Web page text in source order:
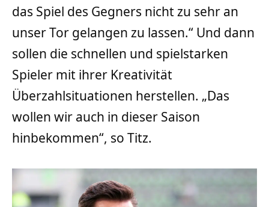
das Spiel des Gegners nicht zu sehr an
unser Tor gelangen zu lassen.“ Und dann
sollen die schnellen und spielstarken
Spieler mit ihrer Kreativität
Überzahlsituationen herstellen. „Das
wollen wir auch in dieser Saison
hinbekommen“, so Titz.